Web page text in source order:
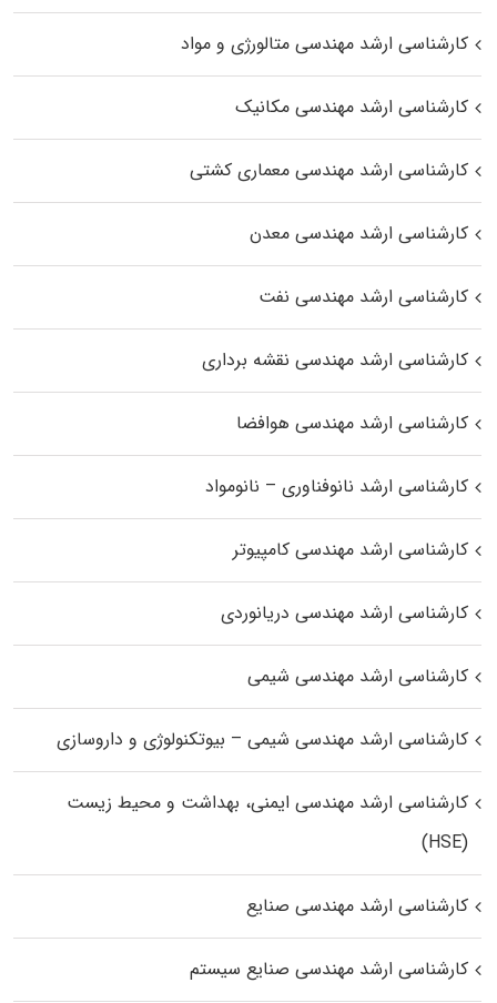
کارشناسی ارشد مهندسی متالورژی و مواد
کارشناسی ارشد مهندسی مکانیک
کارشناسی ارشد مهندسی معماری کشتی
کارشناسی ارشد مهندسی معدن
کارشناسی ارشد مهندسی نفت
کارشناسی ارشد مهندسی نقشه برداری
کارشناسی ارشد مهندسی هوافضا
کارشناسی ارشد نانوفناوری – نانومواد
کارشناسی ارشد مهندسی کامپیوتر
کارشناسی ارشد مهندسی دریانوردی
کارشناسی ارشد مهندسی شیمی
کارشناسی ارشد مهندسی شیمی – بیوتکنولوژی و داروسازی
کارشناسی ارشد مهندسی ایمنی، بهداشت و محیط زیست
(HSE)
کارشناسی ارشد مهندسی صنایع
کارشناسی ارشد مهندسی صنایع سیستم